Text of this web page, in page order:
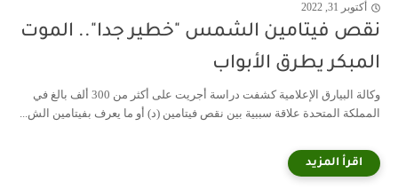
أكتوبر 31, 2022
نقص فيتامين الشمس "خطير جدا".. الموت
المبكر يطرق الأبواب
وكالة البيارق الإعلامية كشفت دراسة أجريت على أكثر من 300 ألف بالغ في
المملكة المتحدة علاقة سببية بين نقص فيتامين (د) أو ما يعرف بفيتامين الش...